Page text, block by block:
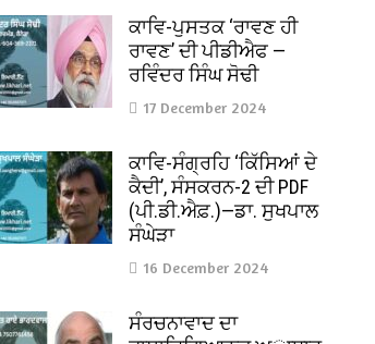
ਕਾਵਿ-ਪੁਸਤਕ ‘ਰਾਵਣ ਹੀ
ਰਾਵਣ’ ਦੀ ਪੀਡੀਐਫ —
ਰਵਿੰਦਰ ਸਿੰਘ ਸੋਢੀ
17 December 2024
ਕਾਵਿ-ਸੰਗ੍ਰਹਿ ‘ਕਿੱਸਿਆਂ ਦੇ
ਕੈਦੀ’, ਸੰਸਕਰਨ-2 ਦੀ PDF
(ਪੀ.ਡੀ.ਐਫ਼.)—ਡਾ. ਸੁਖਪਾਲ
ਸੰਘੇੜਾ
16 December 2024
ਸੰਰਚਨਾਵਾਦ ਦਾ